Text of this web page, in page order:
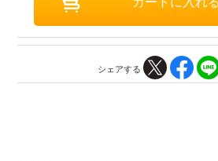
シェアする